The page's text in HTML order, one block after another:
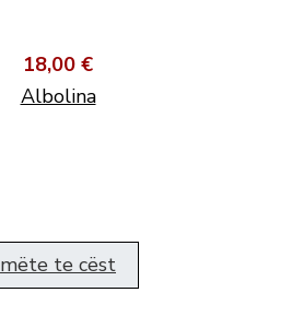
18,00 €
Albolina
mëte te cëst